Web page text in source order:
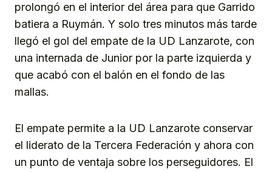
prolongó en el interior del área para que Garrido
batiera a Ruymán. Y solo tres minutos más tarde
llegó el gol del empate de la UD Lanzarote, con
una internada de Junior por la parte izquierda y
que acabó con el balón en el fondo de las
mallas.
El empate permite a la UD Lanzarote conservar
el liderato de la Tercera Federación y ahora con
un punto de ventaja sobre los perseguidores. El